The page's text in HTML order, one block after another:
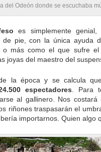
del Odeón donde se escuchaba
es simplemente
de pie, con la única ayuda
o más como el que sufre el
joyas del maestro del
la época y se calcula
espectadores . Para
al gallinero. Nos
riñones traspasarán el
importarnos. Quien algo